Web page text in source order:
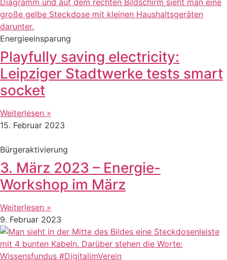
Energieeinsparung
Playfully saving electricity:
Leipziger Stadtwerke tests smart
socket
Weiterlesen »
15. Februar 2023
Bürgeraktivierung
3. März 2023 – Energie-
Workshop im März
Weiterlesen »
9. Februar 2023